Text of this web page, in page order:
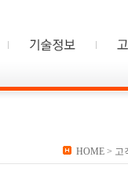
HOME > 고